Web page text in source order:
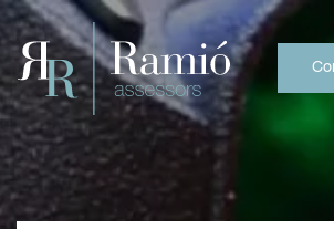
Skip
content